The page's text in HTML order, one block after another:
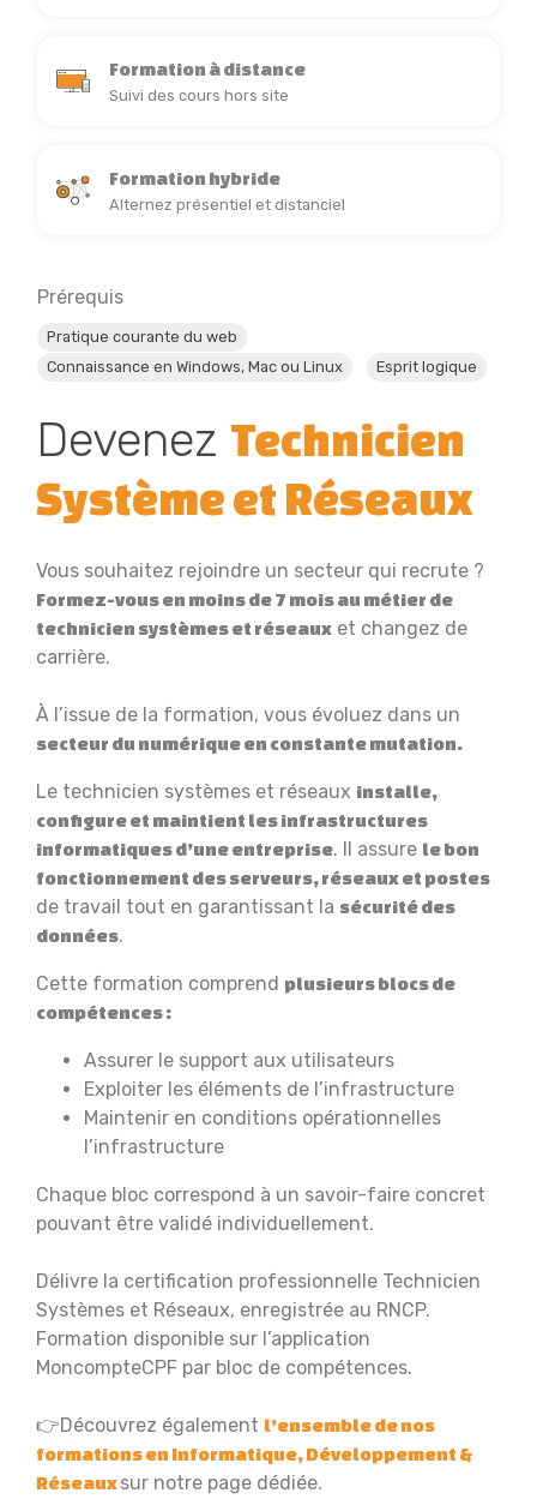
Formation à distance
Suivi des cours hors site
Formation hybride
Alternez présentiel et distanciel
Prérequis
Pratique courante du web
Connaissance en Windows, Mac ou Linux
Esprit logique
Devenez Technicien
Système et Réseaux
Vous souhaitez rejoindre un secteur qui recrute ?
Formez-vous en moins de 7 mois au métier de
technicien systèmes et réseaux et changez de
carrière.
À l’issue de la formation, vous évoluez dans un
secteur du numérique en constante mutation.
Le technicien systèmes et réseaux installe,
configure et maintient les infrastructures
informatiques d’une entreprise. Il assure le bon
fonctionnement des serveurs, réseaux et postes
de travail tout en garantissant la sécurité des
données.
Cette formation comprend plusieurs blocs de
compétences :
Assurer le support aux utilisateurs
Exploiter les éléments de l’infrastructure
Maintenir en conditions opérationnelles
l’infrastructure
Chaque bloc correspond à un savoir-faire concret
pouvant être validé individuellement.
Délivre la certification professionnelle Technicien
Systèmes et Réseaux, enregistrée au RNCP.
Formation disponible sur l’application
MoncompteCPF par bloc de compétences.
👉Découvrez également l’ensemble de nos
formations en Informatique, Développement &
Réseauxsur notre page dédiée.